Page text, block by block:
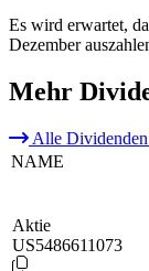
Es wird erwartet,
Dezember
Mehr
Alle
NAME
Aktie
US5486611073